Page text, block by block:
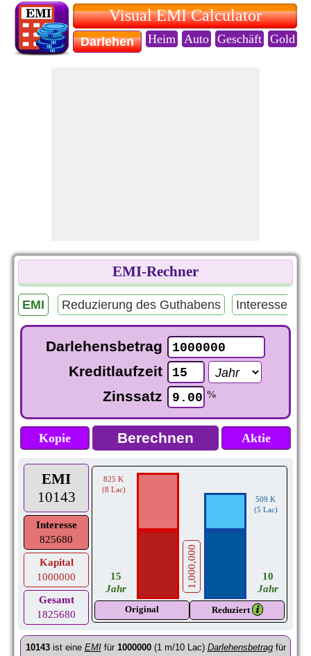
Visual EMI Calculator
Darlehen Heim Auto Geschäft Gold
EMI-Rechner
EMI Reduzierung des Guthabens Interesse
Darlehensbetrag
Kreditlaufzeit
Zinssatz
%
Kopie Aktie
EMI
10143
Interesse
825680
Kapital
1000000
Gesamt
1825680
825 K
(8 Lac)
15
Jahr
1,000,000
509 K
(5 Lac)
10
Jahr
Original Reduziert 𝒊
10143ist eine EMIfür 1000000(1 m/10 Lac) Darlehensbetragfür